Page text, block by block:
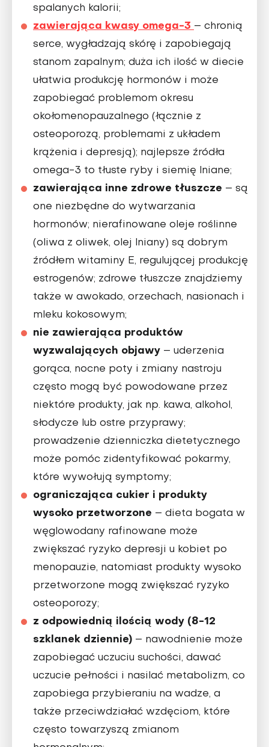
spalanych kalorii;
zawierająca kwasy omega-3 – chronią
serce, wygładzają skórę i zapobiegają
stanom zapalnym; duża ich ilość w diecie
ułatwia produkcję hormonów i może
zapobiegać problemom okresu
okołomenopauzalnego (łącznie z
osteoporozą, problemami z układem
krążenia i depresją); najlepsze źródła
omega-3 to tłuste ryby i siemię lniane;
zawierająca inne zdrowe tłuszcze – są
one niezbędne do wytwarzania
hormonów; nierafinowane oleje roślinne
(oliwa z oliwek, olej lniany) są dobrym
źródłem witaminy E, regulującej produkcję
estrogenów; zdrowe tłuszcze znajdziemy
także w awokado, orzechach, nasionach i
mleku kokosowym;
nie zawierająca produktów
wyzwalających objawy – uderzenia
gorąca, nocne poty i zmiany nastroju
często mogą być powodowane przez
niektóre produkty, jak np. kawa, alkohol,
słodycze lub ostre przyprawy;
prowadzenie dzienniczka dietetycznego
może pomóc zidentyfikować pokarmy,
które wywołują symptomy;
ograniczająca cukier i produkty
wysoko przetworzone – dieta bogata w
węglowodany rafinowane może
zwiększać ryzyko depresji u kobiet po
menopauzie, natomiast produkty wysoko
przetworzone mogą zwiększać ryzyko
osteoporozy;
z odpowiednią ilością wody (8-12
szklanek dziennie) – nawodnienie może
zapobiegać uczuciu suchości, dawać
uczucie pełności i nasilać metabolizm, co
zapobiega przybieraniu na wadze, a
także przeciwdziałać wzdęciom, które
często towarzyszą zmianom